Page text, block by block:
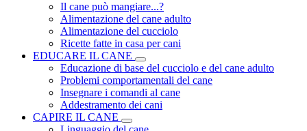
Il cane può mangiare...?
Alimentazione del cane adulto
Alimentazione del cucciolo
Ricette fatte in casa per cani
EDUCARE IL CANE
Educazione di base del cucciolo e del cane adulto
Problemi comportamentali del cane
Insegnare i comandi al cane
Addestramento dei cani
CAPIRE IL CANE